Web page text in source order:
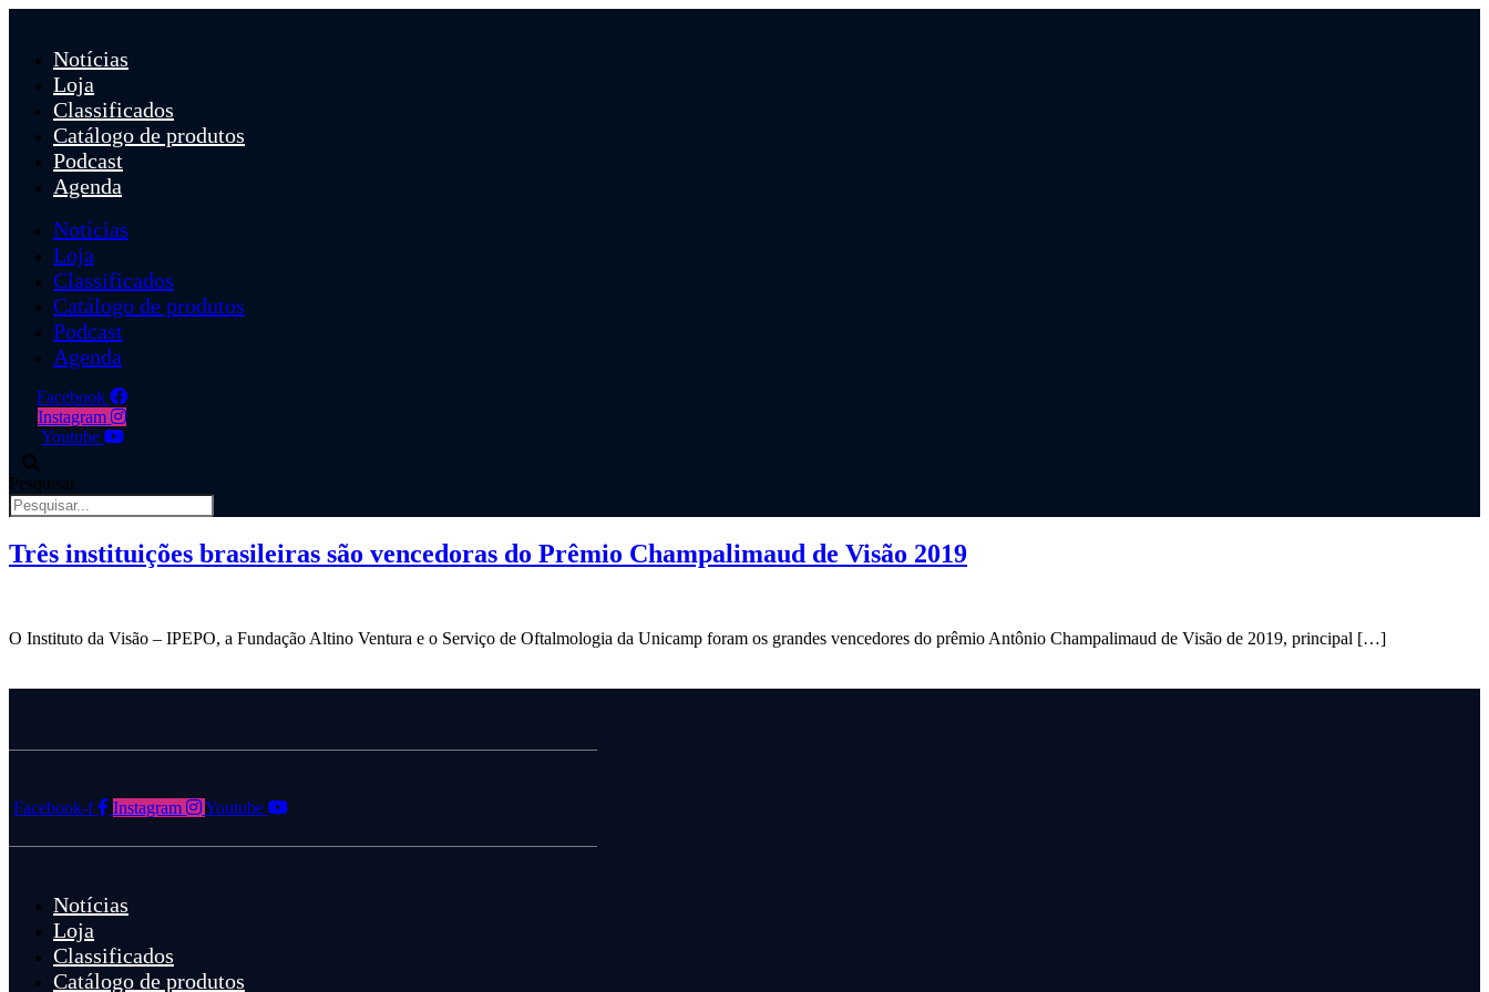
conteúdo
Notícias
Loja
Classificados
Catálogo de produtos
Podcast
Agenda
Notícias
Loja
Classificados
Catálogo de produtos
Podcast
Agenda
Facebook
Instagram
Youtube
Pesquisar
Três instituições brasileiras são vencedoras do Prêmio Champalimaud de Visão 2019
O Instituto da Visão – IPEPO, a Fundação Altino Ventura e o Serviço de Oftalmologia da Unicamp foram os grandes vencedores do prêmio Antônio Champalimaud de Visão de 2019, principal […]
Facebook-f Instagram Youtube
Notícias
Loja
Classificados
Catálogo de produtos